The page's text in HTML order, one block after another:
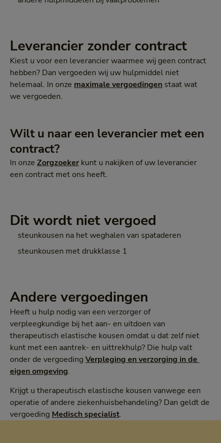
Leverancier zonder contract
Kiest u voor een leverancier waarmee wij geen contract
hebben? Dan vergoeden wij uw hulpmiddel niet
helemaal. In onze maximale vergoedingen staat wat
we vergoeden.
Wilt u naar een leverancier met een
contract?
In onze Zorgzoeker kunt u nakijken of uw leverancier
een contract met ons heeft.
Dit wordt niet vergoed
steunkousen na het weghalen van spataderen
steunkousen met drukklasse 1
Andere vergoedingen
Heeft u hulp nodig van een verzorger of
verpleegkundige bij het aan- en uitdoen van
therapeutisch elastische kousen omdat u dat zelf niet
kunt met een aantrek- en uittrekhulp? Die hulp valt
onder de vergoeding Verpleging en verzorging in de
eigen omgeving.
Krijgt u therapeutisch elastische kousen vanwege een
operatie of andere ziekenhuisbehandeling? Dan geldt de
vergoeding Medisch specialist.